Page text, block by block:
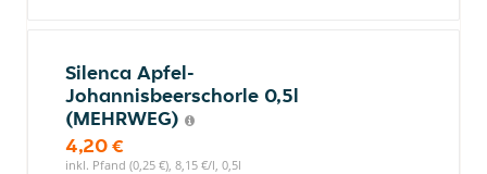
Silenca Apfel-
Johannisbeerschorle 0,5l
(MEHRWEG)
4,20 €
inkl. Pfand (0,25 €), 8,15 €/l, 0,5l